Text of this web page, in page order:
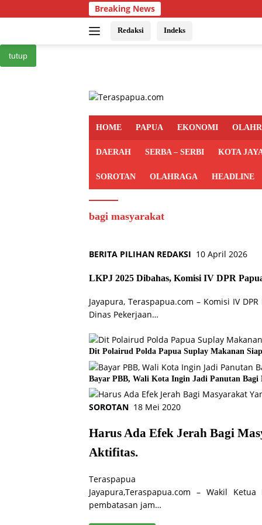
ke
Breaking News
Redaksi Indeks
tutup
HOME PAPUA EKONOMI
DAERAH SERBA – SERBI KOTA
SOROTAN OLAHRAGA HEADLINE
bagi masyarakat
BERITA PILIHAN REDAKSI 10 April 2026
LKPJ 2025 Dibahas, Komisi IV DPR
Jayapura, Teraspapua.com – Komisi IV
Dinas Pekerjaan…
Dit Polairud Polda Papua Suplay Makanan
Bayar PBB, Wali Kota Ingin Jadi Panutan Bagi
SOROTAN 18 Mei 2020
Harus Ada Efek Jerah Bagi
Aktifitas.
Teraspapua
Jayapura,Teraspapua.com – Wakil
pembatasan jam…